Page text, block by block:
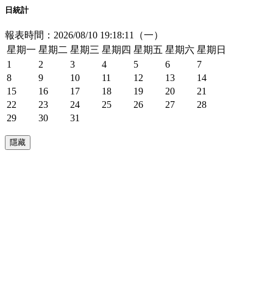
日統計
報表時間：2026/08/10 19:18:11（一）
星期一 星期二 星期三 星期四 星期五 星期六 星期日
1
2 3 4 5 6
7
8
9 10 11 12 13
14
15
16 17 18 19 20
21
22
23 24 25 26 27
28
29
30 31